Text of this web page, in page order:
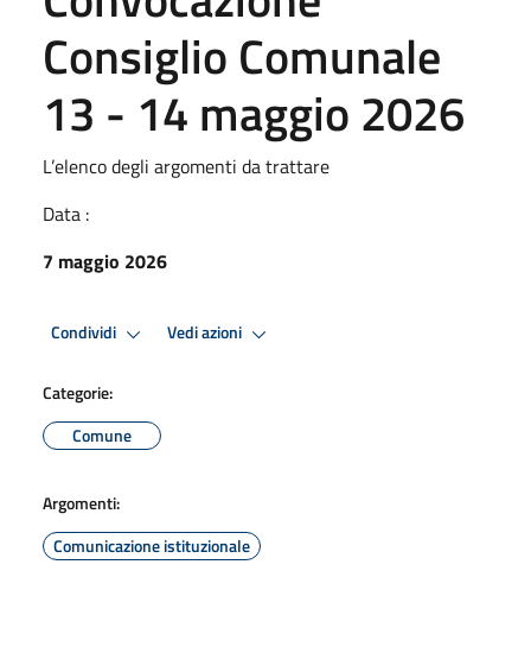
Consiglio Comunale
13 - 14 maggio 2026
L’elenco degli argomenti da trattare
Data :
7 maggio 2026
Condividi Vedi azioni
Categorie:
Comune
Argomenti:
Comunicazione istituzionale